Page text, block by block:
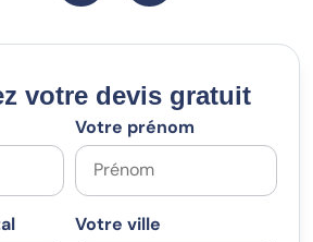
votre devis gratuit
Votre prénom
Votre ville